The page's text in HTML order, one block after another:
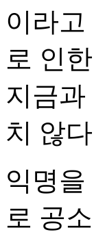
이라
로 인
지금과
치 않
익명
로 공